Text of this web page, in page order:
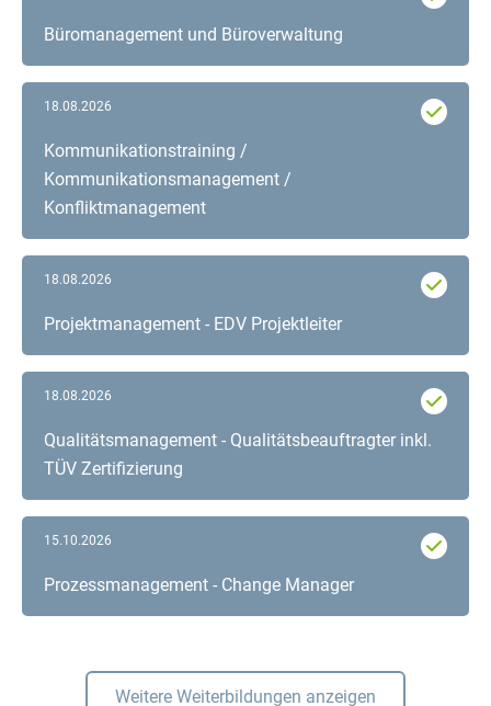
Büromanagement und Büroverwaltung
Kommunikationstraining /
Kommunikationsmanagement /
Konfliktmanagement
18.08.2026
Projektmanagement - EDV Projektleiter
18.08.2026
Qualitätsmanagement - Qualitätsbeauftragter inkl.
TÜV Zertifizierung
18.08.2026
Prozessmanagement - Change Manager
15.10.2026
Weitere Weiterbildungen anzeigen